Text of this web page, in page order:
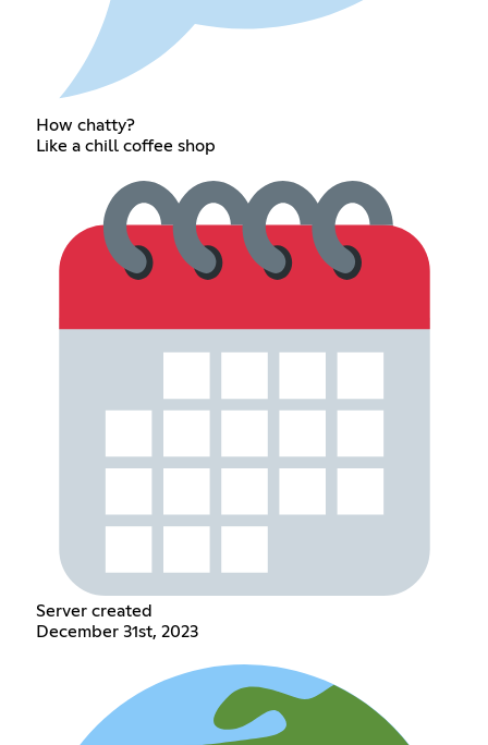
How chatty?
Like a chill coffee shop
Server created
December 31st, 2023